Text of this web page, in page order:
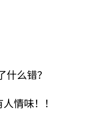
么错？
情味！！